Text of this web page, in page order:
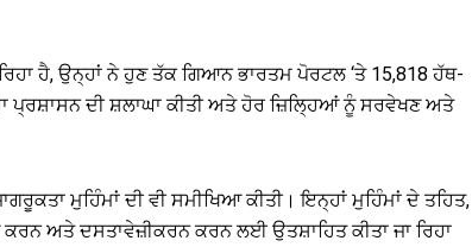
ਹੈ, ਉਨ੍ਹਾਂ ਨੇ ਹੁਣ ਤੱਕ ਗਿਆਨ ਭਾਰਤਮ ਪੋਰਟਲ ‘ਤੇ 15,818 ਹੱਥ-
ਦੀ ਸ਼ਲਾਘਾ ਕੀਤੀ ਅਤੇ ਹੋਰ ਜ਼ਿਲ੍ਹਿਆਂ ਨੂੰ ਸਰਵੇਖਣ ਅਤੇ
ਮੁਹਿੰਮਾਂ ਦੀ ਵੀ ਸਮੀਖਿਆ ਕੀਤੀ। ਇਨ੍ਹਾਂ ਮੁਹਿੰਮਾਂ ਦੇ ਤਹਿਤ,
ਅਤੇ ਦਸਤਾਵੇਜ਼ੀਕਰਨ ਕਰਨ ਲਈ ਉਤਸ਼ਾਹਿਤ ਕੀਤਾ ਜਾ ਰਿਹਾ